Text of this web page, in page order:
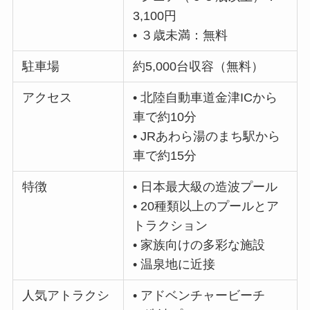
3,100円
• ３歳未満：無料
駐車場 約5,000台収容（無料）
アクセス
• 北陸自動車道金津ICから
車で約10分
• JRあわら湯のまち駅から
車で約15分
特徴
• 日本最大級の造波プール
• 20種類以上のプールとア
トラクション
• 家族向けの多彩な施設
• 温泉地に近接
人気アトラクシ
• アドベンチャービーチ